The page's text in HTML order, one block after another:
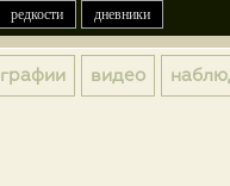
редкости дневники
видео